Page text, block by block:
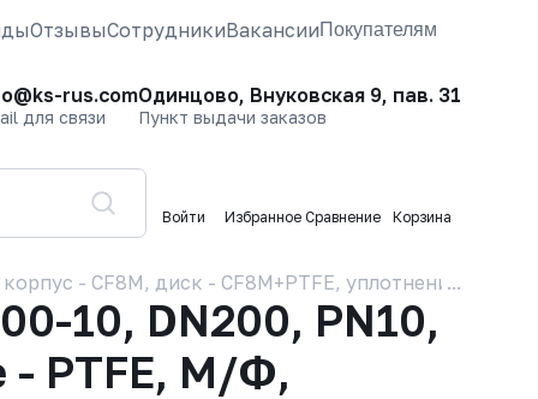
ОтзывыСотрудникиВакансииПокупателям
rus.com
для связи
Одинцово, Внуковская 9, пав. 31
Пункт выдачи заказов
Войти Избранное Сравнение Корзина
- CF8M, диск - CF8M+PTFE, уплотнение -
10, DN200, PN10,
- PTFE, М/Ф,